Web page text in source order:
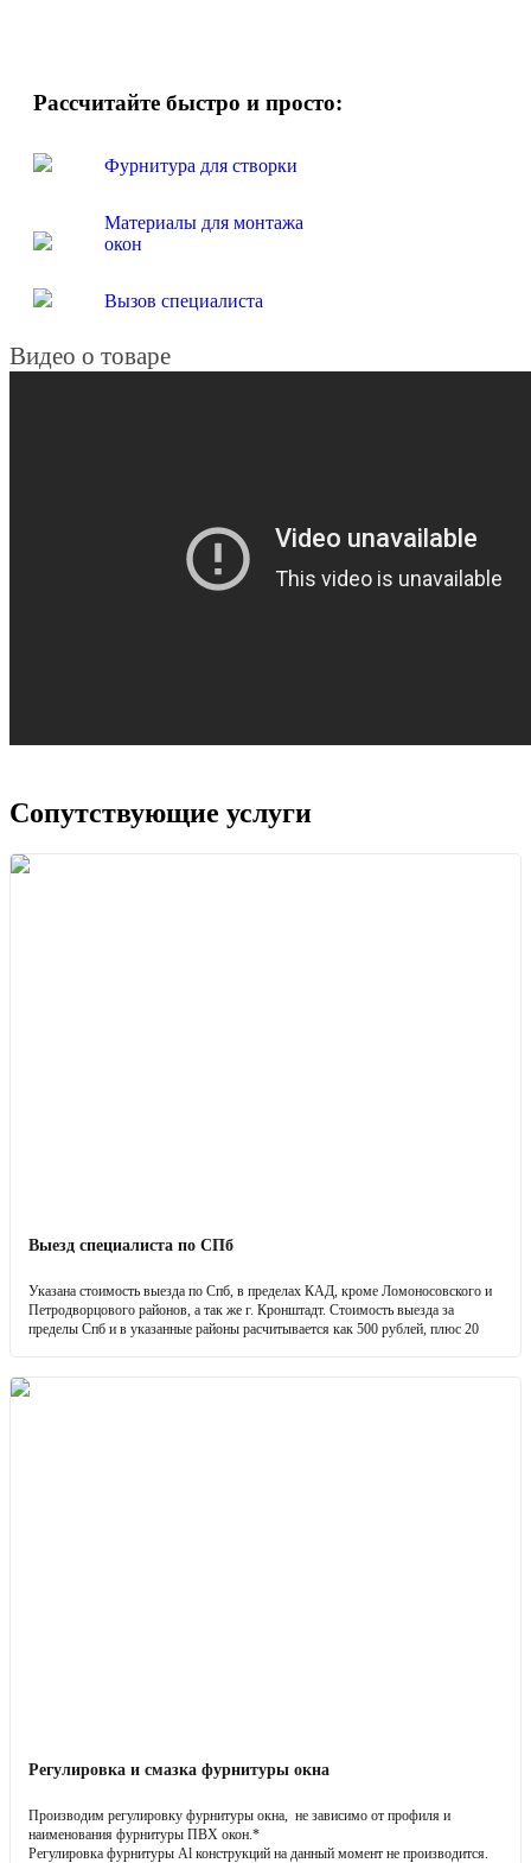
Рассчитайте быстро и просто:
Фурнитура для створки
Материалы для монтажа
окон
Вызов специалиста
Видео о товаре
Сопутствующие услуги
Выезд специалиста по СПб
Указана стоимость выезда по Спб, в пределах КАД, кроме Ломоносовского и
Петродворцового районов, а так же г. Кронштадт. Стоимость выезда за
пределы Спб и в указанные районы расчитывается как 500 рублей, плюс 20
Регулировка и смазка фурнитуры окна
Производим регулировку фурнитуры окна, не зависимо от профиля и
наименования фурнитуры ПВХ окон.*
Регулировка фурнитуры Al конструкций на данный момент не производится.